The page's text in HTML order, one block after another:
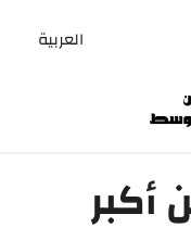
العربية